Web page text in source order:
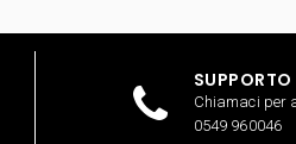
Chiamaci per
0549 960046